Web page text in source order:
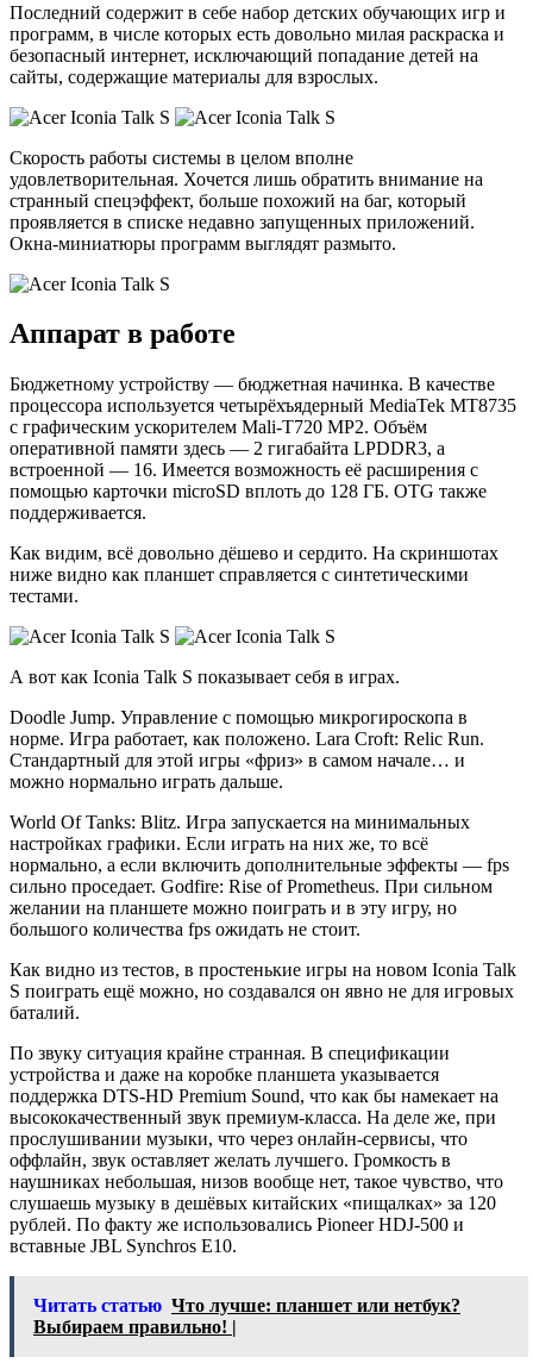
Последний содержит в себе набор детских обучающих игр и
программ, в числе которых есть довольно милая раскраска и
безопасный интернет, исключающий попадание детей на
сайты, содержащие материалы для взрослых.
Скорость работы системы в целом вполне
удовлетворительная. Хочется лишь обратить внимание на
странный спецэффект, больше похожий на баг, который
проявляется в списке недавно запущенных приложений.
Окна-миниатюры программ выглядят размыто.
Аппарат в работе
Бюджетному устройству — бюджетная начинка. В качестве
процессора используется четырёхъядерный MediaTek MT8735
с графическим ускорителем Mali-T720 MP2. Объём
оперативной памяти здесь — 2 гигабайта LPDDR3, а
встроенной — 16. Имеется возможность её расширения с
помощью карточки microSD вплоть до 128 ГБ. OTG также
поддерживается.
Как видим, всё довольно дёшево и сердито. На скриншотах
ниже видно как планшет справляется с синтетическими
тестами.
А вот как Iconia Talk S показывает себя в играх.
Doodle Jump. Управление с помощью микрогироскопа в
норме. Игра работает, как положено. Lara Croft: Relic Run.
Стандартный для этой игры «фриз» в самом начале… и
можно нормально играть дальше.
World Of Tanks: Blitz. Игра запускается на минимальных
настройках графики. Если играть на них же, то всё
нормально, а если включить дополнительные эффекты — fps
сильно проседает. Godfire: Rise of Prometheus. При сильном
желании на планшете можно поиграть и в эту игру, но
большого количества fps ожидать не стоит.
Как видно из тестов, в простенькие игры на новом Iconia Talk
S поиграть ещё можно, но создавался он явно не для игровых
баталий.
По звуку ситуация крайне странная. В спецификации
устройства и даже на коробке планшета указывается
поддержка DTS-HD Premium Sound, что как бы намекает на
высококачественный звук премиум-класса. На деле же, при
прослушивании музыки, что через онлайн-сервисы, что
оффлайн, звук оставляет желать лучшего. Громкость в
наушниках небольшая, низов вообще нет, такое чувство, что
слушаешь музыку в дешёвых китайских «пищалках» за 120
рублей. По факту же использовались Pioneer HDJ-500 и
вставные JBL Synchros E10.
Читать статью Что лучше: планшет или нетбук?
Выбираем правильно! |